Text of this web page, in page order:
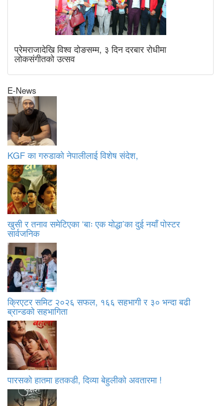
प्रेमराजादेखि विश्व दोङसम्म, ३ दिन दरबार रोधीमा
लोकसंगीतको उत्सव
E-News
KGF का गरुडाको नेपालीलाई विशेष संदेश,
खुसी र तनाव समेटिएका ‘बाः एक योद्धा’का दुई नयाँ पोस्टर
सार्वजनिक
क्रिएटर समिट २०२६ सफल, १६६ सहभागी र ३० भन्दा बढी
ब्रान्डको सहभागिता
पारसको हातमा हतकडी, दिव्या बेहुलीको अवतारमा !